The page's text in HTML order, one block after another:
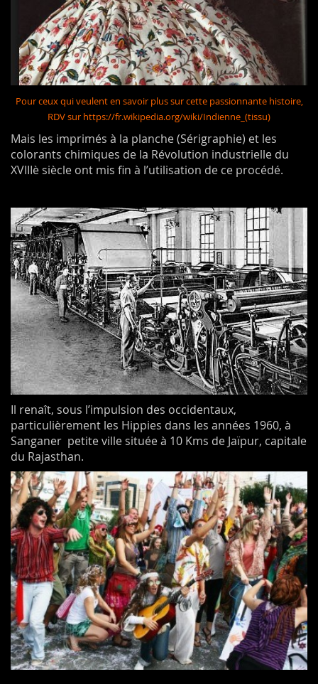
Pour ceux qui veulent en savoir plus sur cette passionnante histoire,
RDV sur https://fr.wikipedia.org/wiki/Indienne_(tissu)
Mais les imprimés à la planche (Sérigraphie) et les
colorants chimiques de la Révolution industrielle du
XVIIIè siècle ont mis fin à l’utilisation de ce procédé.
Il renaît, sous l’impulsion des occidentaux,
particulièrement les Hippies dans les années 1960, à
Sanganer petite ville située à 10 Kms de Jaïpur, capitale
du Rajasthan.